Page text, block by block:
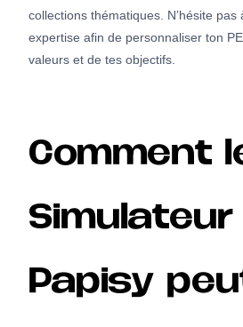
collections thématiques. N’hésite pas
expertise afin de personnaliser ton
valeurs et de tes objectifs.
Comment
Simulateur
Papisy